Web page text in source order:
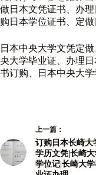
做日本文凭证书、办
购日本学位证书、定
日本中央大学文凭定
央大学毕业证、办理
书订购、日本中央大
上一篇：
订购日本长崎大
学历文凭|长崎
学位记|长崎大